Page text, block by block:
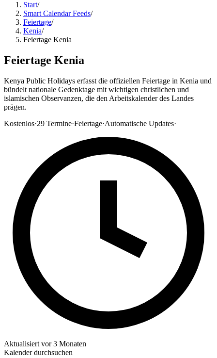
Start/
Smart Calendar Feeds/
Feiertage/
Kenia/
Feiertage Kenia
Feiertage Kenia
Kenya Public Holidays erfasst die offiziellen Feiertage in Kenia und
bündelt nationale Gedenktage mit wichtigen christlichen und
islamischen Observanzen, die den Arbeitskalender des Landes
prägen.
Kostenlos·29 Termine·Feiertage·Automatische Updates·
Aktualisiert vor 3 Monaten
Kalender durchsuchen